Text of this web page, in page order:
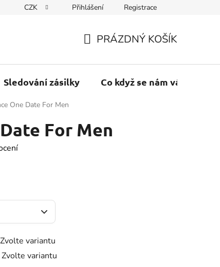
CZK Přihlášení Registrace
KOŠÍK
PRÁZDNÝ KOŠÍK
Sledování zásilky Co když se nám váš balík
One Date For Men
For Men
Zvolte variantu
Zvolte variantu